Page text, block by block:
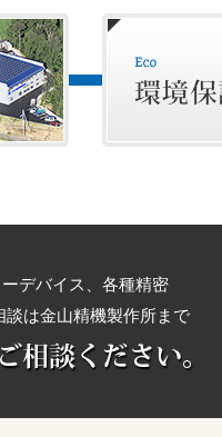
デバイス、各種精密
は金山精機製作所まで